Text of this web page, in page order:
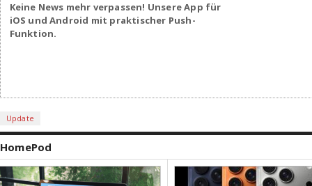
Keine News mehr verpassen! Unsere App für
iOS und Android mit praktischer Push-
Funktion.
Update
HomePod